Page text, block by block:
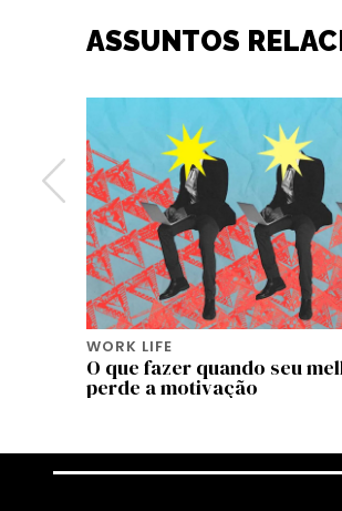
ASSUNTOS
WORK LIFE
O que fazer quando seu
perde a motivação